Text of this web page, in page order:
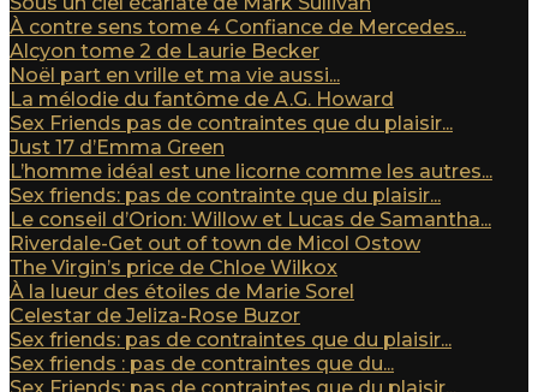
À contre sens tome 4 Confiance de Mercedes...
Alcyon tome 2 de Laurie Becker
Noël part en vrille et ma vie aussi...
La mélodie du fantôme de A.G. Howard
Sex Friends pas de contraintes que du plaisir...
Just 17 d’Emma Green
L’homme idéal est une licorne comme les autres...
Sex friends: pas de contrainte que du plaisir...
Le conseil d’Orion: Willow et Lucas de Samantha...
Riverdale-Get out of town de Micol Ostow
The Virgin’s price de Chloe Wilkox
À la lueur des étoiles de Marie Sorel
Celestar de Jeliza-Rose Buzor
Sex friends: pas de contraintes que du plaisir...
Sex friends : pas de contraintes que du...